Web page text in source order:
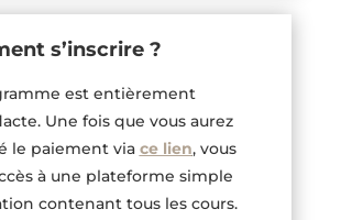
s’inscrire ?
est entièrement
Une fois que vous aurez
le paiement via ce lien, vous
à une plateforme simple
contenant tous les cours.